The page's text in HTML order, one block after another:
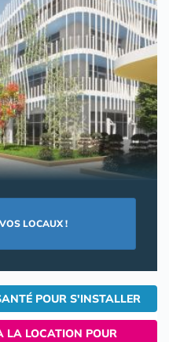
LOCAUX !
POUR S'INSTALLER
LA LOCATION POUR